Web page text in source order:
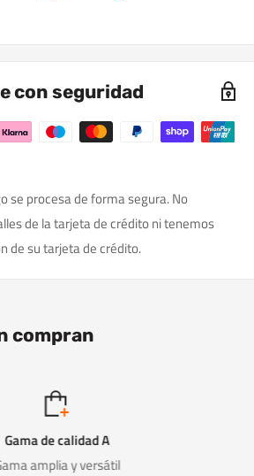
con seguridad
se procesa de forma segura. No
de la tarjeta de crédito ni tenemos
de su tarjeta de crédito.
compran
Gama de calidad A
amplia y versátil